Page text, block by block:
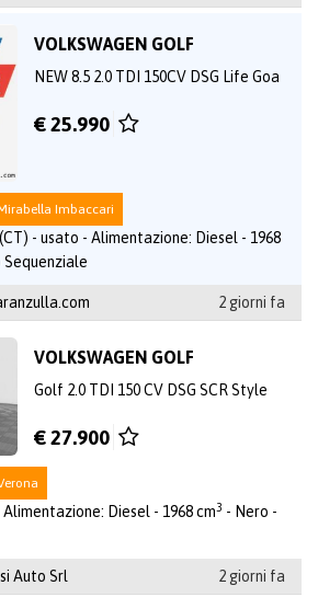
VOLKSWAGEN GOLF
NEW 8.5 2.0 TDI 150CV DSG Life Goa
€ 25.990
Imbaccari
- usato - Alimentazione: Diesel - 1968
Sequenziale
2 giorni fa
VOLKSWAGEN GOLF
Golf 2.0 TDI 150 CV DSG SCR Style
€ 27.900
Diesel - 1968 cm3 - Nero -
Auto Srl 2 giorni fa